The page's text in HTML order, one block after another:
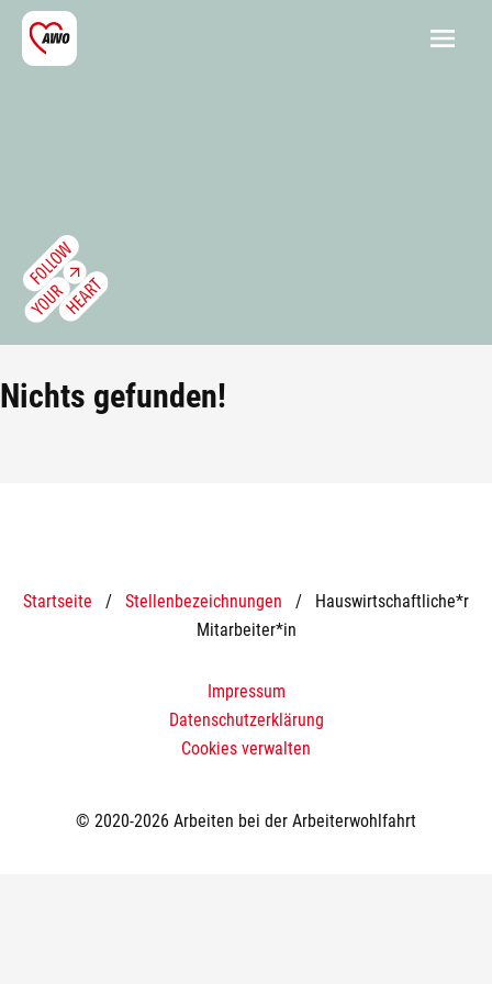
Nichts gefunden!
Startseite / Stellenbezeichnungen / Hauswirtschaftliche*r
Mitarbeiter*in
Impressum
Datenschutzerklärung
Cookies verwalten
© 2020-2026 Arbeiten bei der Arbeiterwohlfahrt